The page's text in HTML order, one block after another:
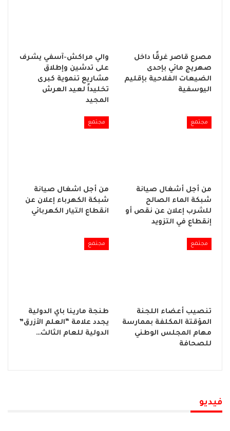
مصرع قاصر غرقًا داخل
صهريج مائي بإحدى
الضيعات الفلاحية بإقليم
اليوسفية
والي مراكش-آسفي يشرف
على تدشين وإطلاق
مشاريع تنموية كبرى
تخليداً لعيد العرش
المجيد
مجتمع
من أجل أشغال صيانة
شبكة الماء الصالح
للشرب إعلان عن نقص أو
إنقطاع في التزويد
مجتمع
من أجل اشغال صيانة
شبكة الكهرباء إعلان عن
انقطاع التيار الكهربائي
مجتمع
تنصيب أعضاء اللجنة
المؤقتة المكلفة بممارسة
مهام المجلس الوطني
للصحافة
مجتمع
طنجة مارينا باي الدولية
يجدد علامة “العلم الأزرق”
الدولية للعام الثالث…
فيديو